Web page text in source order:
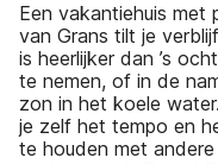
Een vakantiehuis met
van Grans tilt je
is heerlijker dan ’s
te nemen, of in de
zon in het koele
je zelf het tempo en
te houden met